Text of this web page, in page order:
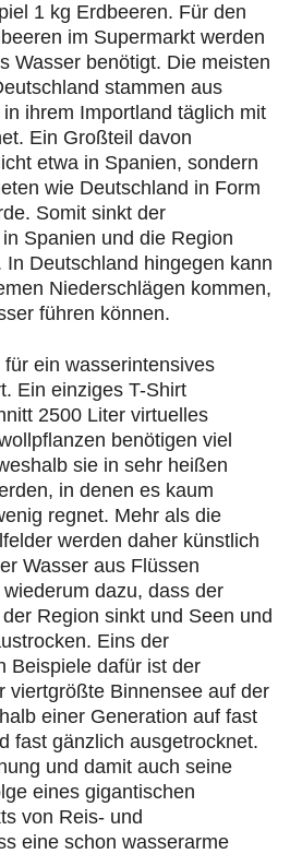
1 kg Erdbeeren. Für den
im Supermarkt werden
Wasser benötigt. Die meisten
stammen aus
ihrem Importland täglich mit
Ein Großteil davon
etwa in Spanien, sondern
wie Deutschland in Form
Somit sinkt der
Spanien und die Region
Deutschland hingegen kann
Niederschlägen kommen,
führen können.
ein wasserintensives
Ein einziges T-Shirt
2500 Liter virtuelles
benötigen viel
sie in sehr heißen
in denen es kaum
regnet. Mehr als die
werden daher künstlich
Wasser aus Flüssen
dazu, dass der
Region sinkt und Seen und
Eins der
Beispiele dafür ist der
viertgrößte Binnensee auf der
einer Generation auf fast
fast gänzlich ausgetrocknet.
und damit auch seine
eines gigantischen
von Reis- und
eine schon wasserarme